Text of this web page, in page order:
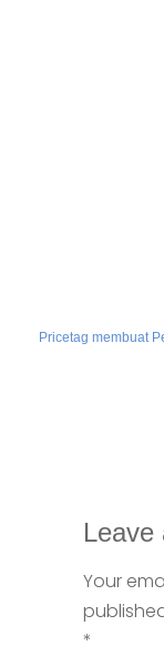
Pricetag membuat
Leave
Your
*